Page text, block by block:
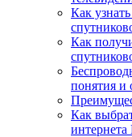
Как
Как
понятия и
Как